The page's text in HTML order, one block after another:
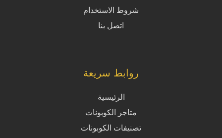
شروط الاستخدام
اتصل بنا
روابط سريعة
الرئيسية
متاجر الكوبونات
تصنيفات الكوبونات